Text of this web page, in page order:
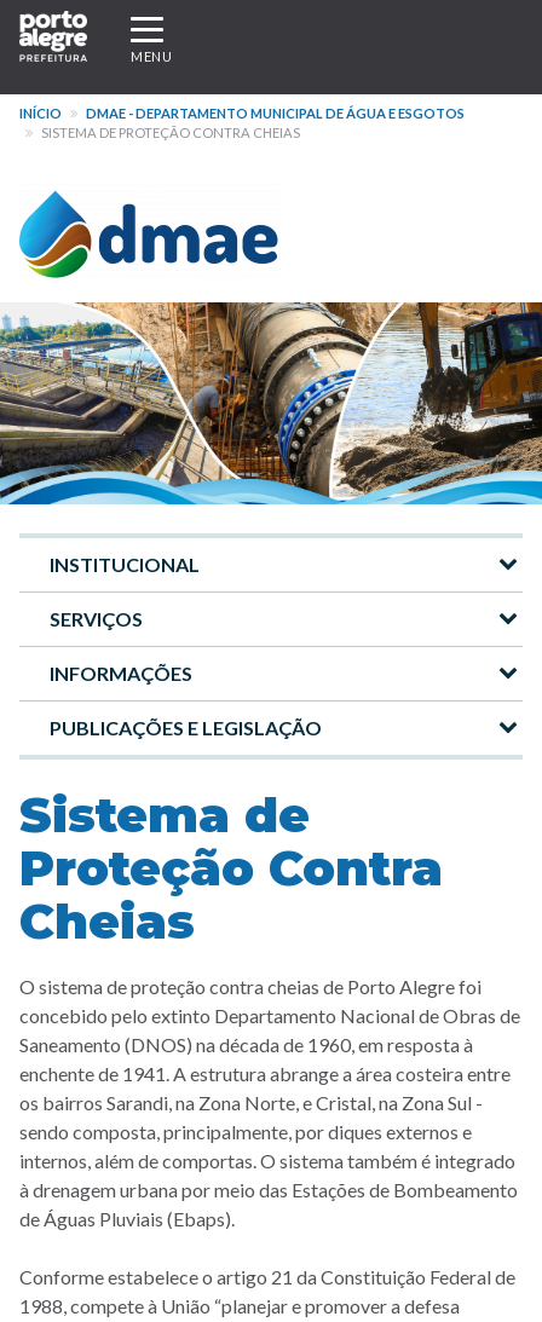
Pular
para
conteúdo
principal
Expandir/recolher
navegação
MENU
INÍCIO
DMAE - DEPARTAMENTO MUNICIPAL DE ÁGUA E ESGOTOS
SISTEMA DE PROTEÇÃO CONTRA CHEIAS
Menu
Site
DMAE
INSTITUCIONAL
SERVIÇOS
INFORMAÇÕES
PUBLICAÇÕES E LEGISLAÇÃO
Sistema de
Proteção Contra
Cheias
O sistema de proteção contra cheias de Porto Alegre foi
concebido pelo extinto Departamento Nacional de Obras de
Saneamento (DNOS) na década de 1960, em resposta à
enchente de 1941. A estrutura abrange a área costeira entre
os bairros Sarandi, na Zona Norte, e Cristal, na Zona Sul -
sendo composta, principalmente, por diques externos e
internos, além de comportas. O sistema também é integrado
à drenagem urbana por meio das Estações de Bombeamento
de Águas Pluviais (Ebaps).
Conforme estabelece o artigo 21 da Constituição Federal de
1988, compete à União “planejar e promover a defesa